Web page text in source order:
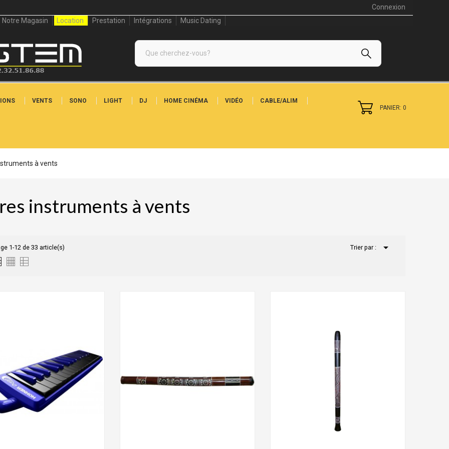
Connexion
Notre Magasin
Location Prestation Intégrations Music Dating
VENTS SONO LIGHT DJ HOME CINÉMA VIDÉO
CABLE/ALIM
PANIER: 0
à vents
instruments à vents
1-12 de 33 article(s) Trier par : 